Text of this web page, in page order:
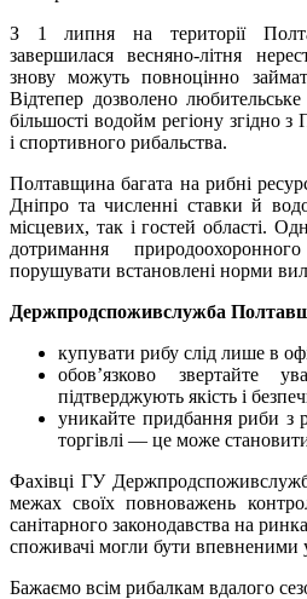
З 1 липня на території
завершилася весняно-літня
знову можуть повноцінно
Відтепер дозволено
більшості водойм регіону згідно
і спортивного рибальства.
Полтавщина багата на рибні
Дніпро та численні ставки й
місцевих, так і гостей області.
дотримання
порушувати встановлені норми
Держпродспоживслужба
купувати рибу слід лише в
обов’язково звертайте
підтверджують якість і
уникайте придбання риби з
торгівлі — це може
Фахівці ГУ
межах своїх повноважень
санітарного законодавства на
споживачі могли бути впевненими
Бажаємо всім рибалкам вдалого